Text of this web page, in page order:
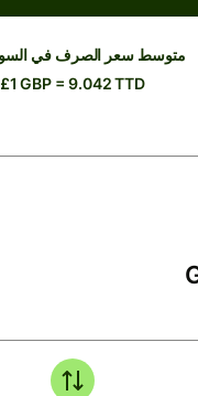
متوسط ​​سعر الصرف في السوق
£1 GBP = 9.042 TTD